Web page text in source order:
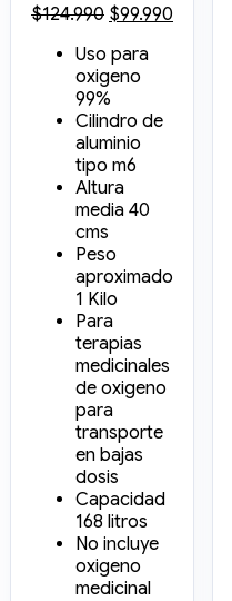
pequeño
$124.990 El
original
era:
$124.990.
$99.990
Uso para
oxigeno
99%
Cilindro de
aluminio
tipo m6
Altura
media 40
cms
Peso
aproximado
1 Kilo
Para
terapias
medicinales
de oxigeno
para
transporte
en bajas
dosis
Capacidad
168 litros
No incluye
oxigeno
medicinal